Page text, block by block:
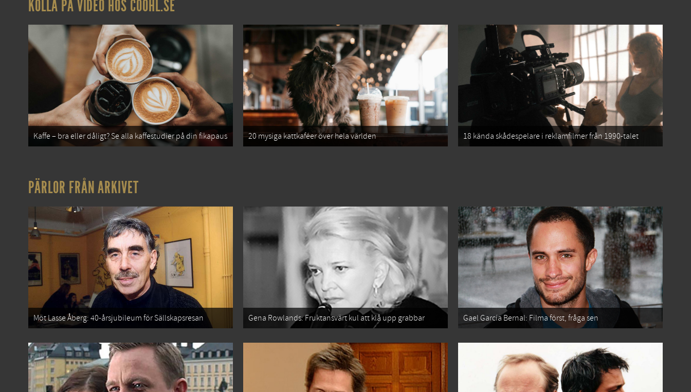
KOLLA PÅ VIDEO HOS COOHL.SE
Kaffe – bra eller dåligt? Se alla kaffestudier på din fikapaus 20 mysiga kattkaféer över hela världen 18 kända skådespelare i reklamfilmer från 1990-talet
PÄRLOR FRÅN ARKIVET
Möt Lasse Åberg: 40-årsjubileum för Sällskapsresan Gena Rowlands: Fruktansvärt kul att klå upp grabbar Gael García Bernal: Filma först, fråga sen